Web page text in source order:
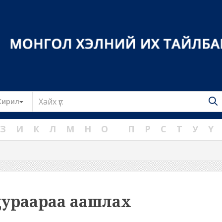
Toggle Dropdown
З И К Л М Н О П Р С Т У Ү
аашлах